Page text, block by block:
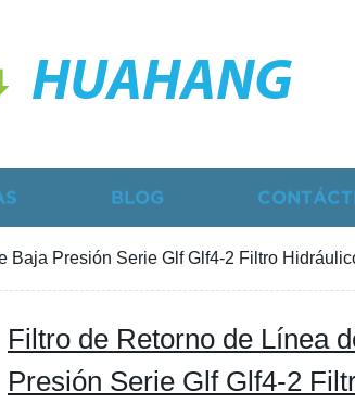
HUAHANG
BLOG
Baja Presión Serie Glf Glf4-2 Filtro
Filtro de Retorno de Línea
Presión Serie Glf Glf4-2